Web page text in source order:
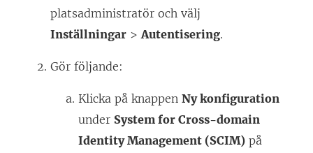
platsadministratör och välj
Inställningar > Autentisering.
Gör följande:
Klicka på knappen Ny konfiguration
under System for Cross-domain
Identity Management (SCIM) på